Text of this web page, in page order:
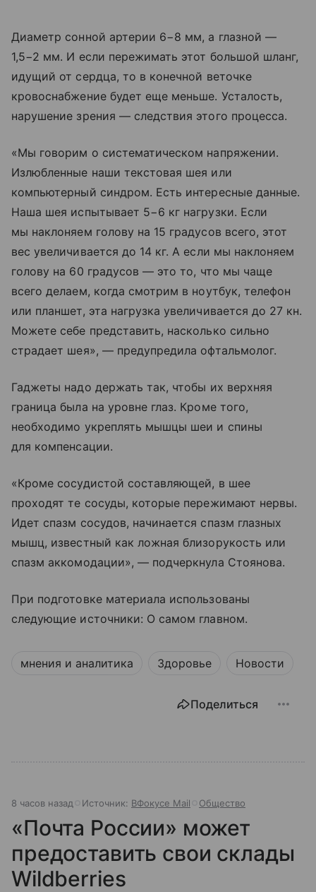
Диаметр сонной артерии 6−8 мм, а глазной —
1,5−2 мм. И если пережимать этот большой шланг,
идущий от сердца, то в конечной веточке
кровоснабжение будет еще меньше. Усталость,
нарушение зрения — следствия этого процесса.
«Мы говорим о систематическом напряжении.
Излюбленные наши текстовая шея или
компьютерный синдром. Есть интересные данные.
Наша шея испытывает 5−6 кг нагрузки. Если
мы наклоняем голову на 15 градусов всего, этот
вес увеличивается до 14 кг. А если мы наклоняем
голову на 60 градусов — это то, что мы чаще
всего делаем, когда смотрим в ноутбук, телефон
или планшет, эта нагрузка увеличивается до 27 кн.
Можете себе представить, насколько сильно
страдает шея», — предупредила офтальмолог.
Гаджеты надо держать так, чтобы их верхняя
граница была на уровне глаз. Кроме того,
необходимо укреплять мышцы шеи и спины
для компенсации.
«Кроме сосудистой составляющей, в шее
проходят те сосуды, которые пережимают нервы.
Идет спазм сосудов, начинается спазм глазных
мышц, известный как ложная близорукость или
спазм аккомодации», — подчеркнула Стоянова.
При подготовке материала использованы
следующие источники: О самом главном.
мнения и аналитика Здоровье Новости
Поделиться
8 часов назад Источник: ВФокусе Mail Общество
«Почта России» может
предоставить свои склады
Wildberries